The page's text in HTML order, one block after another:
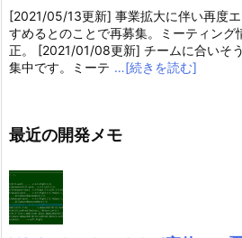
[2021/05/13更新] 事業拡大に伴い再度
すめるとのことで再募集。ミーティング
正。 [2021/01/08更新] チームに合いそ
集中です。ミーテ …[続きを読む]
最近の開発メモ